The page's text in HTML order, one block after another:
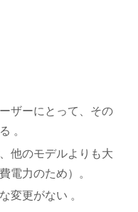
ザーにとって、その
。
他のモデルよりも大
電力のため）。
変更がない 。